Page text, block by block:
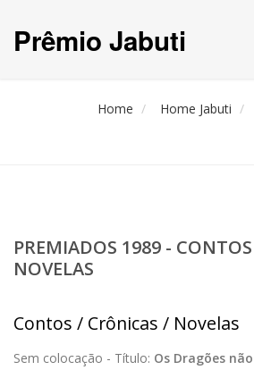
Prêmio Jabuti
Home Home Jabuti
PREMIADOS 1989 -
NOVELAS
Contos / Crônicas / Novelas
Sem colocação - Título: Os Dragões